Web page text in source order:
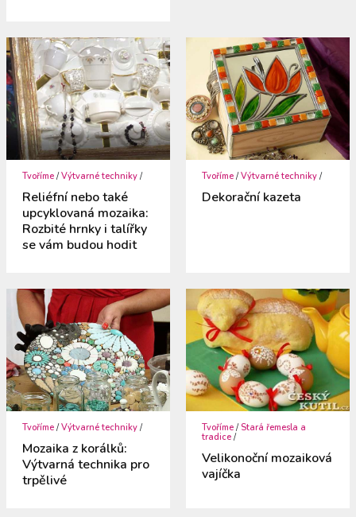
Tvoříme /Výtvarné techniky /
Reliéfní nebo také
upcyklovaná mozaika:
Rozbité hrnky i talířky
se vám budou hodit
Tvoříme /Výtvarné techniky /
Dekorační kazeta
Tvoříme /Výtvarné techniky /
Mozaika z korálků:
Výtvarná technika pro
trpělivé
Tvoříme / Stará řemesla a
tradice /
Velikonoční mozaiková
vajíčka